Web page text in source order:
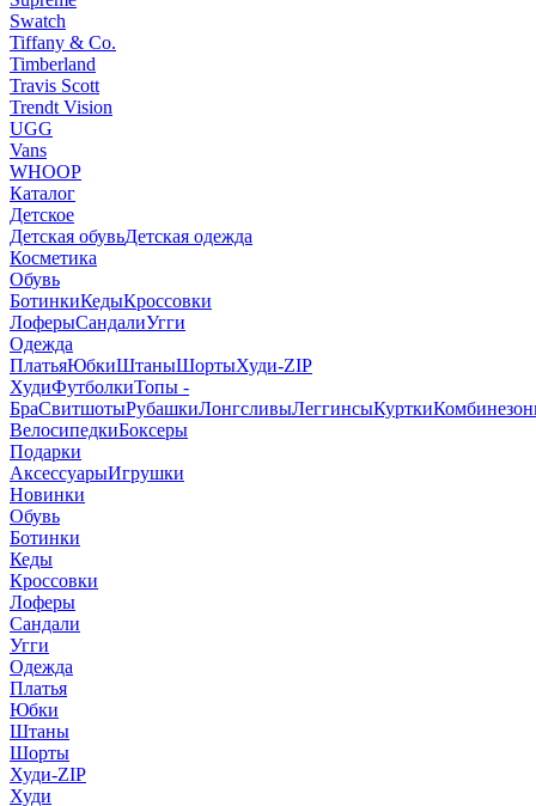
Swatch
Tiffany & Co.
Timberland
Travis Scott
Trendt Vision
UGG
Vans
WHOOP
Каталог
Детское
Детская обувьДетская одежда
Косметика
Обувь
БотинкиКедыКроссовки
ЛоферыСандалиУгги
Одежда
ПлатьяЮбкиШтаныШортыХуди-ZIP
ХудиФутболкиТопы -
БраСвитшотыРубашкиЛонгсливыЛеггинсыКуртки
ВелосипедкиБоксеры
Подарки
АксессуарыИгрушки
Новинки
Обувь
Ботинки
Кеды
Кроссовки
Лоферы
Сандали
Угги
Одежда
Платья
Юбки
Штаны
Шорты
Худи-ZIP
Худи